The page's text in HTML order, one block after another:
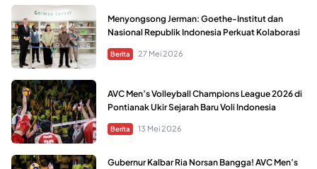
Menyongsong Jerman: Goethe-Institut dan
Nasional Republik Indonesia Perkuat Kolaborasi
Berita 27 Mei 2026
AVC Men’s Volleyball Champions League 2026 di
Pontianak Ukir Sejarah Baru Voli Indonesia
Berita 13 Mei 2026
Gubernur Kalbar Ria Norsan Bangga! AVC Men’s